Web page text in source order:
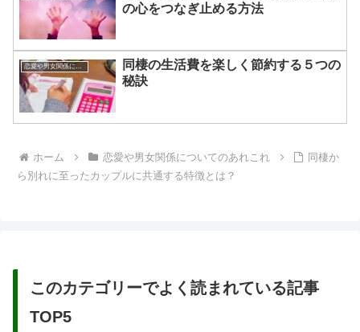
の心をつなぎ止める方法
恋愛や男女関係についてのあれこれ
同棲の生活費を楽しく節約する５つの
秘訣
ホーム 恋愛や男女関係についてのあれこれ
同棲か
ら別れに至ったカップルに共通する特徴とは？
このカテゴリーでよく読まれている記事
TOP5